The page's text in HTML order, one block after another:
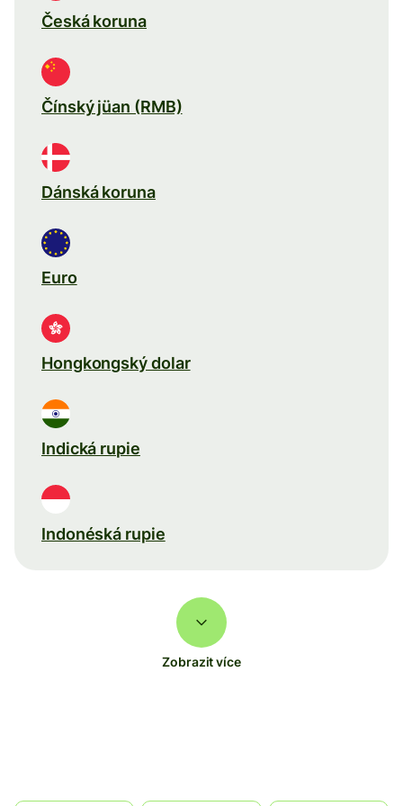
Česká koruna
Čínský jüan (RMB)
Dánská koruna
Euro
Hongkongský dolar
Indická rupie
Indonéská rupie
Zobrazit více